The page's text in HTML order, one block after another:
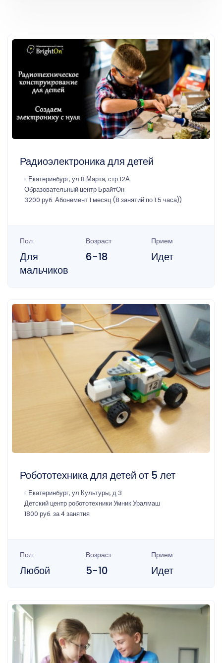
Радиоэлектроника для детей
г Екатеринбург, ул 8 Марта, стр 12А
Образовательный центр БрайтОн
3200 руб. Абонемент 1 месяц (8 занятий по 1.5 часа))
Пол
Для
мальчиков
Возраст
6-18
Прием
Идет
Робототехника для детей от 5 лет
г Екатеринбург, ул Культуры, д 3
Детский центр робототехники Умник.Уралмаш
1800 руб. за 4 занятия
Пол
Любой
Возраст
5-10
Прием
Идет